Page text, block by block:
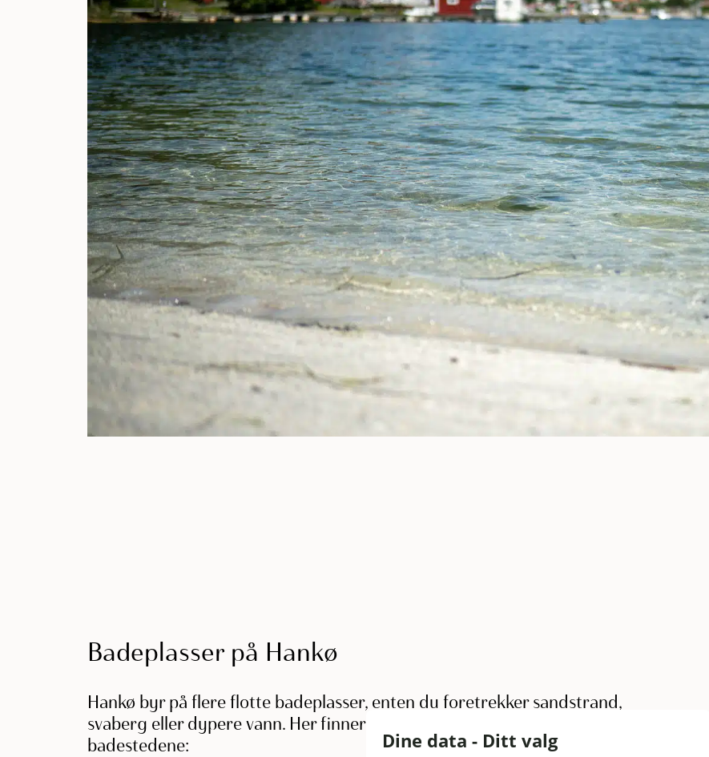
Dine data - Ditt valg
Badeplasser på Hankø
Hankø byr på flere flotte badeplasser, enten du foretrekker sandstrand,
svaberg eller dypere vann. Her finner du en oversikt over de mest populære
badestedene: